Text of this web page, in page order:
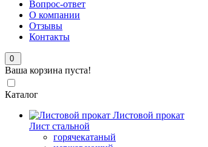
Вопрос-ответ
О компании
Отзывы
Контакты
0
Ваша корзина пуста!
Каталог
Листовой прокат
Лист стальной
горячекатаный